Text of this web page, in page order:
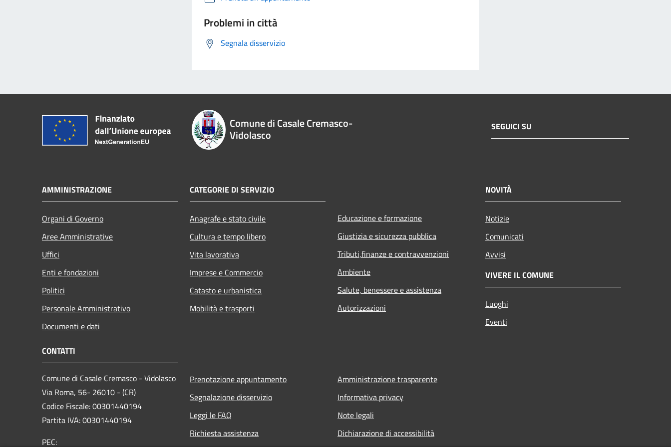
Problemi in città
Segnala disservizio
Comune di Casale Cremasco-
Vidolasco
SEGUICI SU
AMMINISTRAZIONE
Organi di Governo
Aree Amministrative
Uffici
Enti e fondazioni
Politici
Personale Amministrativo
Documenti e dati
CATEGORIE DI SERVIZIO
Anagrafe e stato civile
Cultura e tempo libero
Vita lavorativa
Imprese e Commercio
Catasto e urbanistica
Mobilità e trasporti
Educazione e formazione
Giustizia e sicurezza pubblica
Tributi,finanze e contravvenzioni
Ambiente
Salute, benessere e assistenza
Autorizzazioni
NOVITÀ
Notizie
Comunicati
Avvisi
VIVERE IL COMUNE
Luoghi
Eventi
CONTATTI
Comune di Casale Cremasco - Vidolasco
Via Roma, 56- 26010 - (CR)
Codice Fiscale: 00301440194
Partita IVA: 00301440194
PEC:
Prenotazione appuntamento
Segnalazione disservizio
Leggi le FAQ
Richiesta assistenza
Amministrazione trasparente
Informativa privacy
Note legali
Dichiarazione di accessibilità